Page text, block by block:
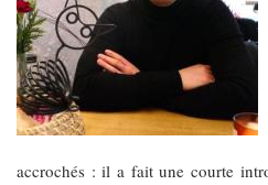
accrochés : il a fait une courte